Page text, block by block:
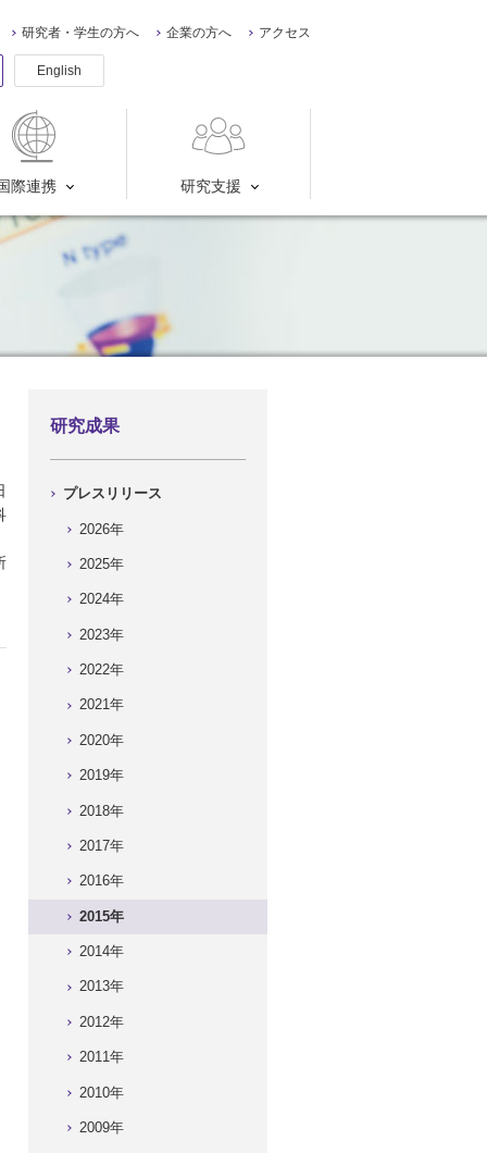
際連携 研究支援
研究者・学生の方へ 企業の方へ アクセス
English
研究成果
プレスリリース
2026年
2025年
2024年
2023年
2022年
2021年
2020年
2019年
2018年
2017年
2016年
2015年
2014年
2013年
2012年
2011年
2010年
2009年